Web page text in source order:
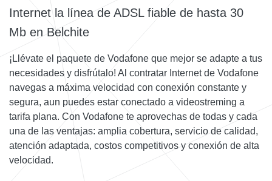
Internet la línea de ADSL fiable de hasta 30
Mb en Belchite
¡Llévate el paquete de Vodafone que mejor se adapte a tus
necesidades y disfrútalo! Al contratar Internet de Vodafone
navegas a máxima velocidad con conexión constante y
segura, aun puedes estar conectado a videostreming a
tarifa plana. Con Vodafone te aprovechas de todas y cada
una de las ventajas: amplia cobertura, servicio de calidad,
atención adaptada, costos competitivos y conexión de alta
velocidad.